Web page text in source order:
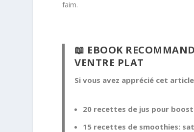
faim.
📖 EBOOK
VENTRE PLAT
Si vous avez apprécié cet
20 recettes de jus pour
15 recettes de smoothies: